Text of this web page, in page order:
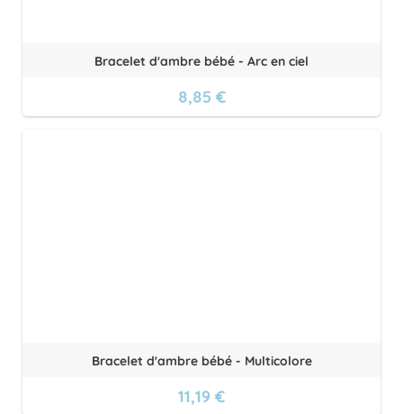
Bracelet d'ambre bébé - Arc en ciel
8,85 €
Bracelet d'ambre bébé - Multicolore
11,19 €